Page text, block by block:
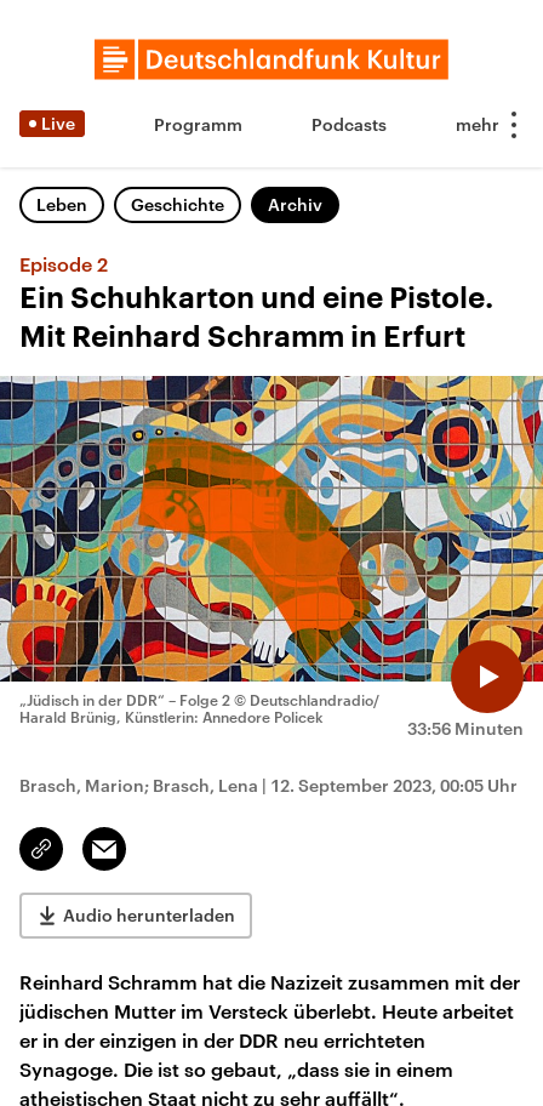
Live Programm Podcasts
Leben Geschichte Archiv
Episode 2
Ein Schuhkarton und eine Pistole.
Mit Reinhard Schramm in Erfurt
33:56 Minuten
„Jüdisch in der DDR“ – Folge 2 © Deutschlandradio/
Harald Brünig, Künstlerin: Annedore Policek
Brasch, Marion; Brasch, Lena | 12. September 2023, 00:05 Uhr
Link
kopieren/teilen
Email
Audio herunterladen
Reinhard Schramm hat die Nazizeit zusammen mit der
jüdischen Mutter im Versteck überlebt. Heute arbeitet
er in der einzigen in der DDR neu errichteten
Synagoge. Die ist so gebaut, „dass sie in einem
atheistischen Staat nicht zu sehr auffällt“.